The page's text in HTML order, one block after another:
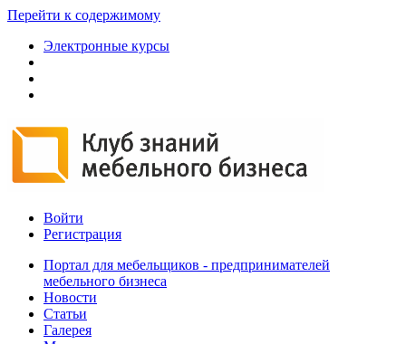
Перейти к содержимому
Электронные курсы
Войти
Регистрация
Портал для мебельщиков - предпринимателей
мебельного бизнеса
Новости
Статьи
Галерея